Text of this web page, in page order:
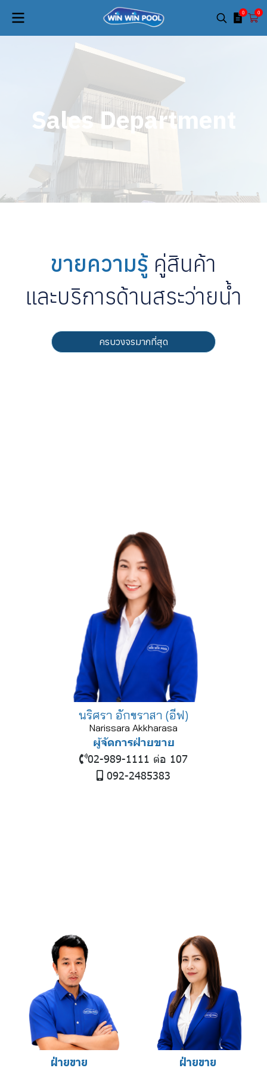
0 0
Sales Department
ขายความรู้ คู่สินค้า
และบริการด้านสระว่ายน้ำ
ครบวงจรมากที่สุด
นริศรา อักขราสา (อีฟ)
Narissara Akkharasa
ผู้จัดการฝ่ายขาย
02-989-1111 ต่อ 107
092-2485383
ฝ่ายขาย ฝ่ายขาย